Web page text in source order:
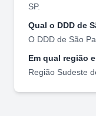
SP.
Qual o DDD de
O DDD de São
Em qual região
Região Sudeste